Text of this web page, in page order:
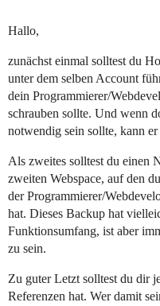
Hallo,
zunächst einmal solltest du
unter dem selben Account
dein Programmierer/
schrauben sollte. Und wenn
notwendig sein sollte, kann
Als zweites solltest du einen
zweiten Webspace, auf den
der Programmierer/
hat. Dieses Backup hat
Funktionsumfang, ist aber
zu sein.
Zu guter Letzt solltest du dir
Referenzen hat. Wer damit